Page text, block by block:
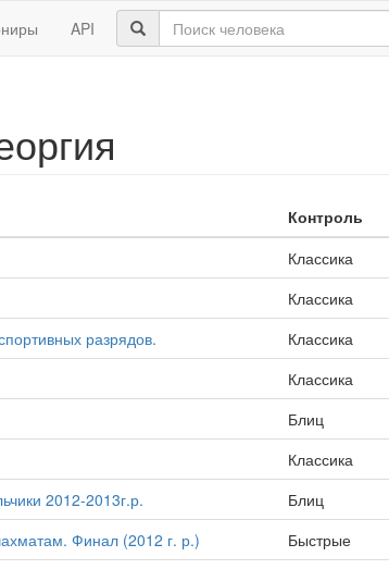
API
Контроль
Классика
Классика
разрядов.
Классика
Классика
Блиц
Классика
2012-2013г.р.
Блиц
Финал (2012 г. р.)
Быстрые